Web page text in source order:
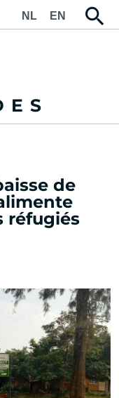
NL EN
de
réfugiés